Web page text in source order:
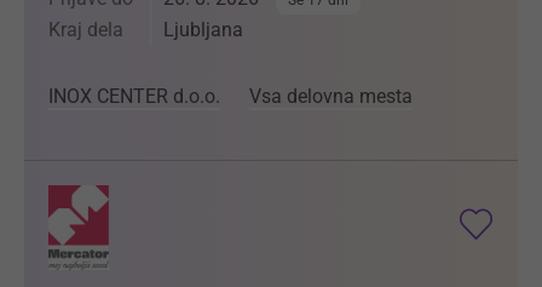
Kraj dela Ljubljana
INOX CENTER d.o.o. Vsa delovna mesta